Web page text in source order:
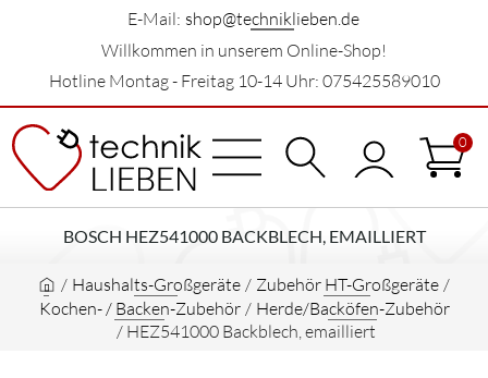
E-Mail: shop@techniklieben.de
Willkommen in unserem Online-Shop!
Hotline Montag - Freitag 10-14 Uhr: 075425589010
0
BOSCH HEZ541000 BACKBLECH, EMAILLIERT
/ Haushalts-Großgeräte / Zubehör HT-Großgeräte /
Kochen- / Backen-Zubehör / Herde/Backöfen-Zubehör
/ HEZ541000 Backblech, emailliert